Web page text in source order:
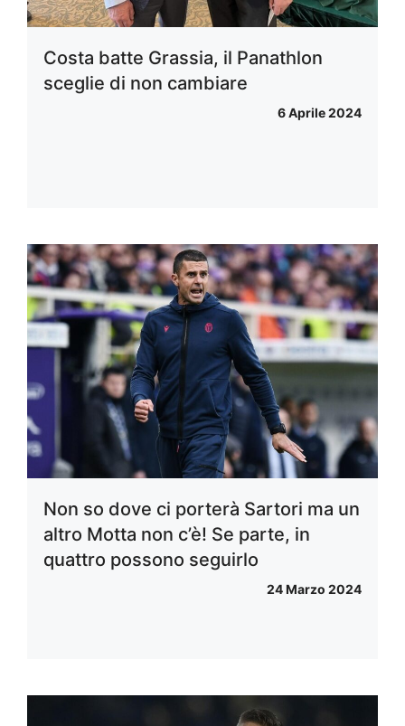
Costa batte Grassia, il Panathlon
sceglie di non cambiare
6 Aprile 2024
Non so dove ci porterà Sartori ma un
altro Motta non c’è! Se parte, in
quattro possono seguirlo
24 Marzo 2024